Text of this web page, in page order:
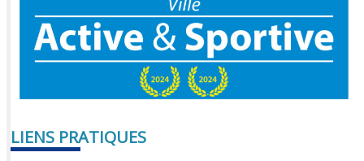
LIENS PRATIQUES